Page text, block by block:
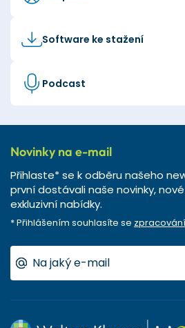
Software ke stažení
Podcast
Novinky na e-mail
Přihlaste* se k odběru našeho
první dostávali naše novinky,
exkluzivní nabídky.
* Přihlášením souhlasíte se